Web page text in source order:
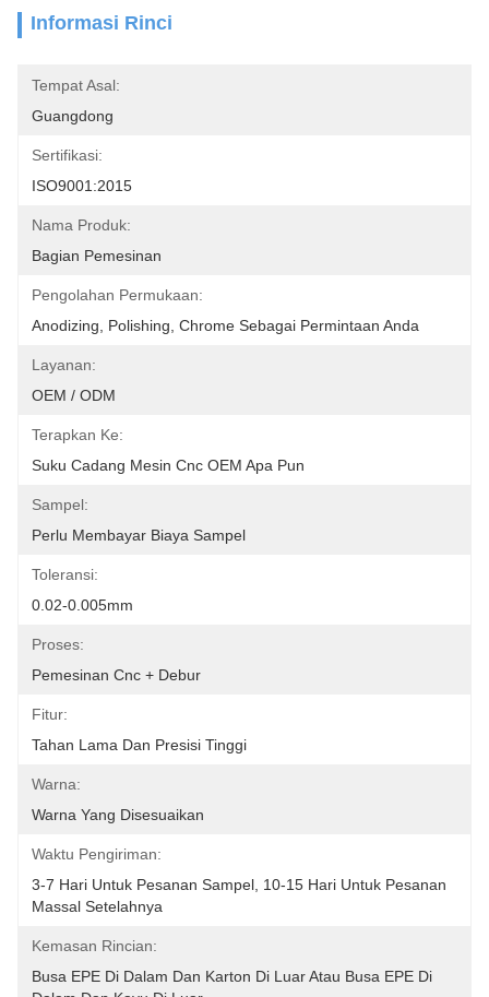
Informasi Rinci
Tempat Asal:
Guangdong
Sertifikasi:
ISO9001:2015
Nama Produk:
Bagian Pemesinan
Pengolahan Permukaan:
Anodizing, Polishing, Chrome Sebagai Permintaan Anda
Layanan:
OEM / ODM
Terapkan Ke:
Suku Cadang Mesin Cnc OEM Apa Pun
Sampel:
Perlu Membayar Biaya Sampel
Toleransi:
0.02-0.005mm
Proses:
Pemesinan Cnc + Debur
Fitur:
Tahan Lama Dan Presisi Tinggi
Warna:
Warna Yang Disesuaikan
Waktu Pengiriman:
3-7 Hari Untuk Pesanan Sampel, 10-15 Hari Untuk Pesanan
Massal Setelahnya
Kemasan Rincian:
Busa EPE Di Dalam Dan Karton Di Luar Atau Busa EPE Di